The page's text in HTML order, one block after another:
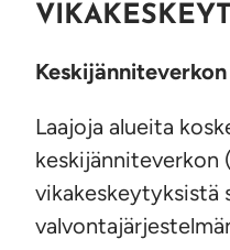
Laajoja alueita
keskijänniteverkon
vikakeskeytyksistä